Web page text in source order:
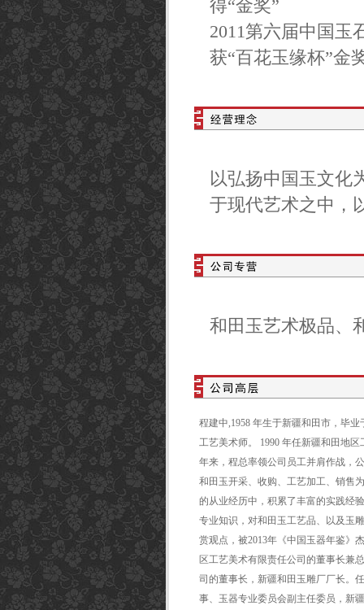
得“金奖”
2011第六届中国玉
获“百花玉缘杯”金
以弘扬中国玉文化
于现代艺术之中，
和田玉艺术极品、
程建中,1958 年生于新疆和田市，毕
工艺美术师。 1990 年任新疆和田地
年来，程总率领公司员工并肩作战，
和田玉开采、收购、工艺加工、销售
的从业经历中，积累了丰富的实践经
专业知识，对和田玉工艺品、以及玉
赏观点，被2013年《中国玉器年鉴》
区工艺美术有限责任公司的董事长兼
司的董事长，新疆和田玉雕厂厂长。
事、玉器专业委员会副主任委员，新